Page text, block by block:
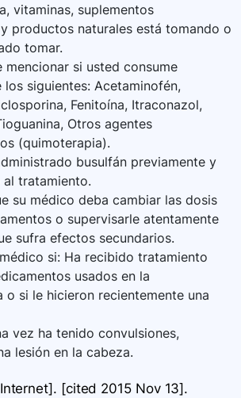
vitaminas, suplementos
productos naturales está tomando o
tomar.
mencionar si usted consume
los siguientes: Acetaminofén,
Fenitoína, Itraconazol,
Otros agentes
(quimoterapia).
busulfán previamente y
tratamiento.
su médico deba cambiar las dosis
o supervisarle atentamente
sufra efectos secundarios.
si: Ha recibido tratamiento
usados en la
o si le hicieron recientemente una
vez ha tenido convulsiones,
lesión en la cabeza.
[cited 2015 Nov 13].